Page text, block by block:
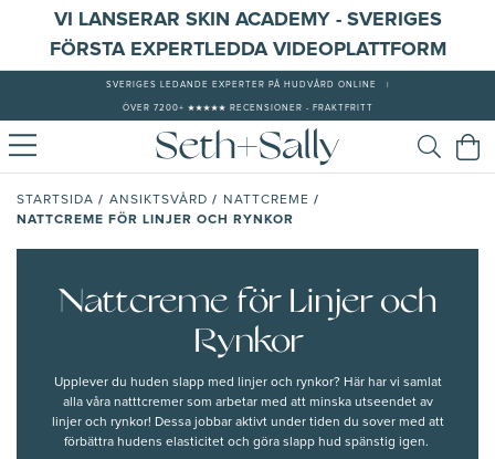
VI LANSERAR SKIN ACADEMY - SVERIGES
FÖRSTA EXPERTLEDDA VIDEOPLATTFORM
SVERIGES LEDANDE EXPERTER PÅ HUDVÅRD ONLINE
ÖVER 7200+ ★★★★★ RECENSIONER - FRAKTFRITT
STARTSIDA / ANSIKTSVÅRD / NATTCREME /
NATTCREME FÖR LINJER OCH RYNKOR
Nattcreme för Linjer och
Rynkor
Upplever du huden slapp med linjer och rynkor? Här har vi samlat
alla våra natttcremer som arbetar med att minska utseendet av
linjer och rynkor! Dessa jobbar aktivt under tiden du sover med att
förbättra hudens elasticitet och göra slapp hud spänstig igen.